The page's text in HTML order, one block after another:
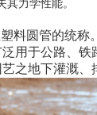
力学性能。
料圆管的统称
用于公路、铁
之地下灌溉、